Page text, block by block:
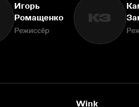
Игорь
Ромащенко
Режиссёр
КЗ
Wink